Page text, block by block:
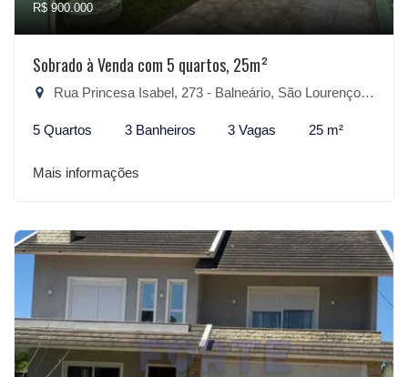
R$ 900.000
Sobrado à Venda com 5 quartos, 25m²
Rua Princesa Isabel, 273 - Balneário, São Lourenço do Sul-RS
5 Quartos 3 Banheiros 3 Vagas 25 m²
Mais informações